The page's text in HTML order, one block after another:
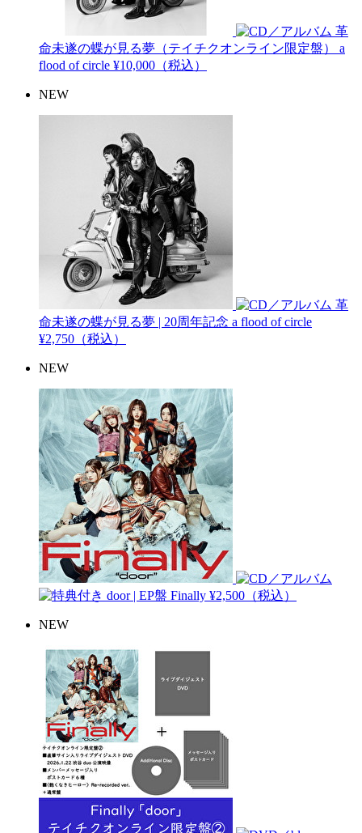
革
命未遂の蝶が見る夢（テイチクオンライン限定盤） a
flood of circle ¥10,000（税込）
NEW
革
命未遂の蝶が見る夢 | 20周年記念 a flood of circle
¥2,750（税込）
NEW
door | EP盤 Finally ¥2,500（税込）
NEW